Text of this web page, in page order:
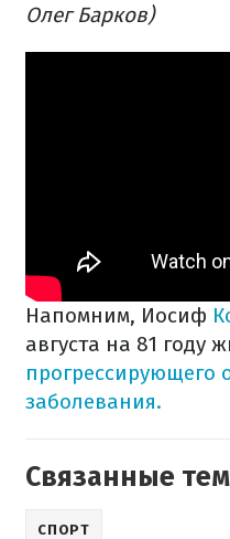
Олег Барков)
Напомним, Иосиф
августа на 81 году
прогрессирующего
заболевания.
Связанные
СПОРТ